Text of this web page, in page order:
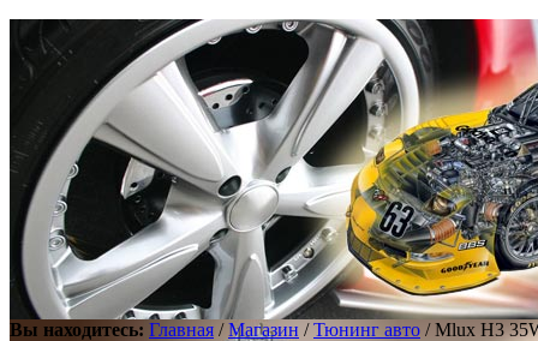
Вы находитесь: Главная /Магазин /Тюнинг авто / Mlux H3